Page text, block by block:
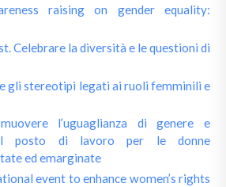
raising on gender equality:
Celebrare la diversità e le questioni di
gli stereotipi legati ai ruoli femminili e
l’uguaglianza di genere e
posto di lavoro per le donne
ed emarginate
event to enhance women’s rights